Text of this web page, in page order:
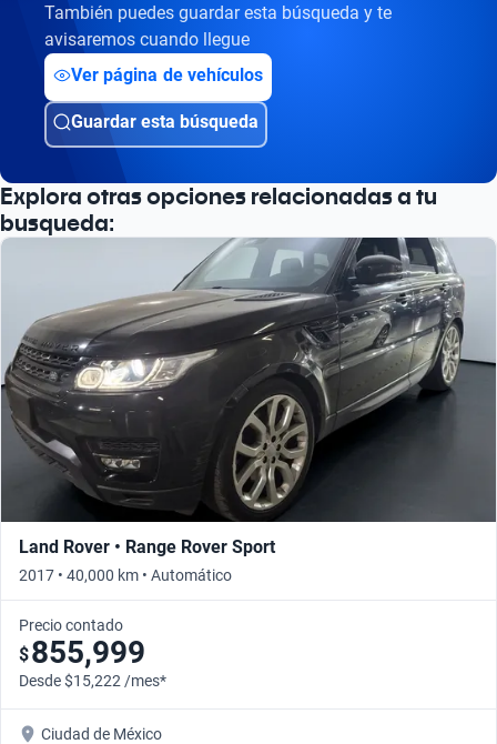
Busca por año
También puedes guardar esta búsqueda y te
avisaremos cuando llegue
Ver página de vehículos
Guardar esta búsqueda
Explora otras opciones relacionadas a tu
busqueda:
Land Rover • Range Rover Sport
2017 • 40,000 km • Automático
Precio contado
$855,999
Desde $15,222 /mes*
Ciudad de México